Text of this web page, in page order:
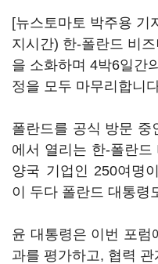
[뉴스토마토 박주용 기
지시간) 한-폴란드 비
을 소화하며 4박6일간
정을 모두 마무리합니
폴란드를 공식 방문
에서 열리는 한-폴란
양국 기업인 250여명
이 두다 폴란드 대통령
윤 대통령은 이번 포럼
과를 평가하고, 협력